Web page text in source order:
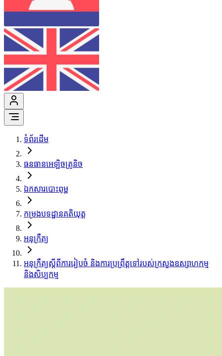
ទំព័រដើម
ធនធានអេឡិចត្រូនិច
ឯកសារបោះពុម្ព
កម្រងបទដ្ឋានគតិយុត្ត
អនុក្រឹត្យ
អនុក្រឹត្យស្ដីពីការរៀបចំ និងការប្រព្រឹត្តទៅរបស់ក្រសួងឧស្សាហកម្ម
និងសិប្បកម្ម